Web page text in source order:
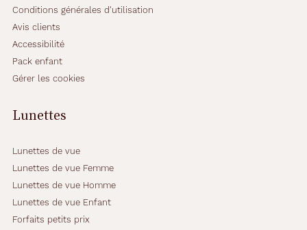
Conditions générales d'utilisation
Avis clients
Accessibilité
Pack enfant
Gérer les cookies
Lunettes
Lunettes de vue
Lunettes de vue Femme
Lunettes de vue Homme
Lunettes de vue Enfant
Forfaits petits prix